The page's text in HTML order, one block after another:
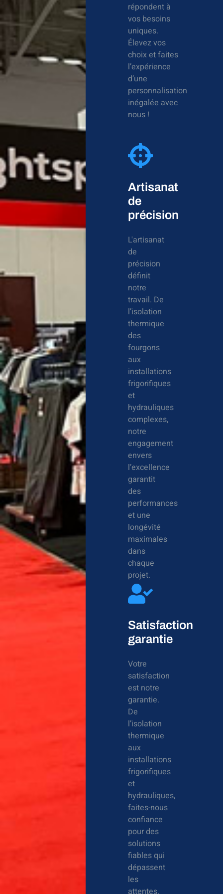
répondent à
vos besoins
uniques.
Élevez vos
choix et faites
l’expérience
d’une
personnalisation
inégalée avec
nous !
Artisanat
de
précision
L'artisanat
de
précision
définit
notre
travail. De
l’isolation
thermique
des
fourgons
aux
installations
frigorifiques
et
hydrauliques
complexes,
notre
engagement
envers
l’excellence
garantit
des
performances
et une
longévité
maximales
dans
chaque
projet.
Satisfaction
garantie
Votre
satisfaction
est notre
garantie.
De
l’isolation
thermique
aux
installations
frigorifiques
et
hydrauliques,
faites-nous
confiance
pour des
solutions
fiables qui
dépassent
les
attentes.